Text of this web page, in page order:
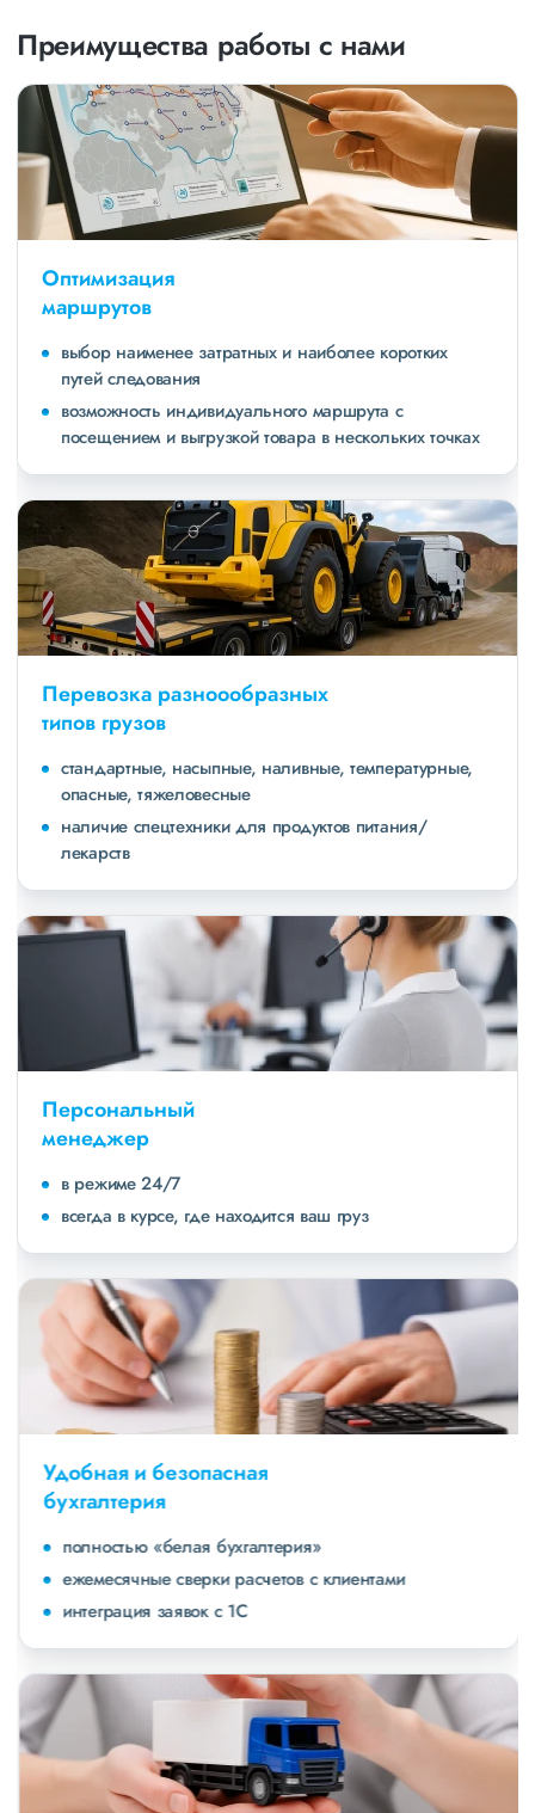
Преимущества работы с нами
Оптимизация
маршрутов
выбор наименее затратных и наиболее коротких
путей следования
возможность индивидуального маршрута с
посещением и выгрузкой товара в нескольких точках
Перевозка разноообразных
типов грузов
стандартные, насыпные, наливные, температурные,
опасные, тяжеловесные
наличие спецтехники для продуктов питания/
лекарств
Персональный
менеджер
в режиме 24/7
всегда в курсе, где находится ваш груз
Удобная и безопасная
бухгалтерия
полностью «белая бухгалтерия»
ежемесячные сверки расчетов с клиентами
интеграция заявок с 1С